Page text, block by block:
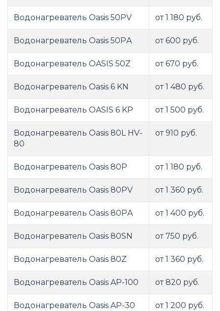
Водонагреватель Oasis 50PV от 1 180 руб.
Водонагреватель Oasis 50PА от 600 руб.
Водонагреватель OASIS 50Z от 670 руб.
Водонагреватель Oasis 6 KN от 1 480 руб.
Водонагреватель OASIS 6 KP от 1 500 руб.
Водонагреватель Oasis 80L HV-
80
от 910 руб.
Водонагреватель Oasis 80P от 1 180 руб.
Водонагреватель Oasis 80PV от 1 360 руб.
Водонагреватель Oasis 80PА от 1 400 руб.
Водонагреватель Oasis 80SN от 750 руб.
Водонагреватель Oasis 80Z от 1 360 руб.
Водонагреватель Oasis AP-100 от 820 руб.
Водонагреватель Oasis AP-30 от 1 200 руб.